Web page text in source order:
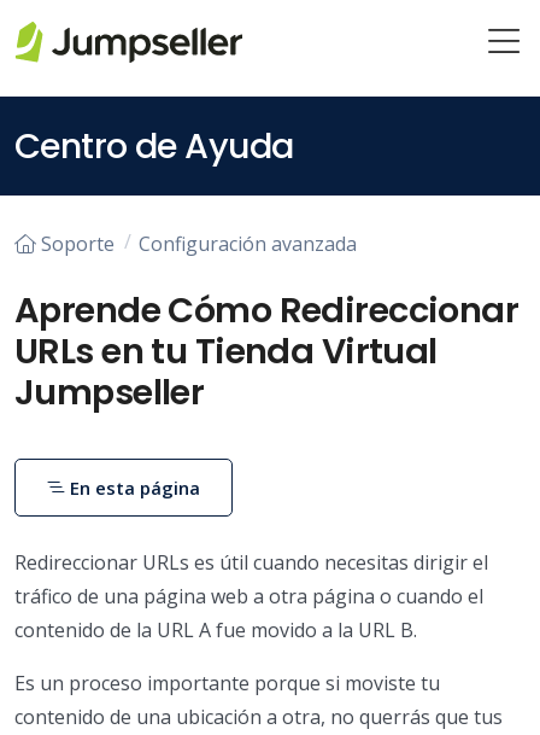
Centro de Ayuda
Soporte Configuración avanzada
Aprende Cómo Redireccionar
URLs en tu Tienda Virtual
Jumpseller
Redireccionar URLs es útil cuando necesitas dirigir el
tráfico de una página web a otra página o cuando el
contenido de la URL A fue movido a la URL B.
Es un proceso importante porque si moviste tu
contenido de una ubicación a otra, no querrás que tus
En esta página